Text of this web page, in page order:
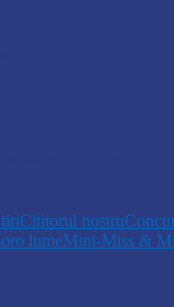
Cititorul nostru
lumeMini-Miss &